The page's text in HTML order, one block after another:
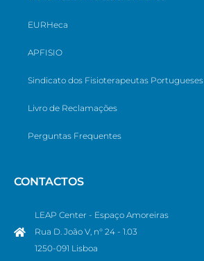
EURHeca
APFISIO
Sindicato dos Fisioterapeutas Portugueses
Livro de Reclamações
Perguntas Frequentes
CONTACTOS
LEAP Center - Espaço Amoreiras
Rua D. João V, n° 24 - 1.03
1250-091 Lisboa